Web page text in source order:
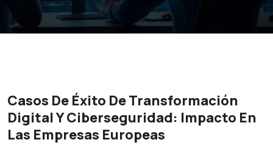
Casos De Éxito De Transformación
Digital Y Ciberseguridad: Impacto En
Las Empresas Europeas